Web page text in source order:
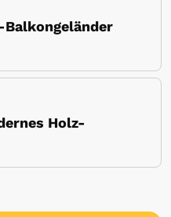
Holz-